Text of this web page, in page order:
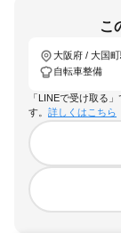
こ
大阪府 / 大国町
自転車整備
「LINEで受け取る
す。 詳しくはこちら